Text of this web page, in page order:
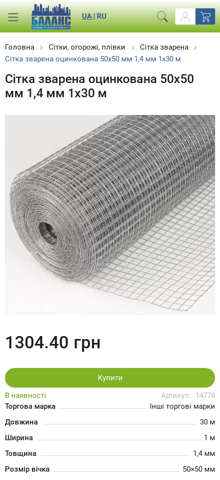
RU
|
UA
Головна Сітки, огорожі, плівки
Сітка зварена
Сітка зварена оцинкована 50х50 мм 1,4 мм 1х30 м
Сітка зварена оцинкована 50х50
мм 1,4 мм 1х30 м
В наявності Артикул:
14778
Торгова марка
Інші торгові марки
Довжина
30 м
Ширина
1 м
Товщина
1,4 мм
Розмір вічка
50×50 мм
1304.40 грн
Купити